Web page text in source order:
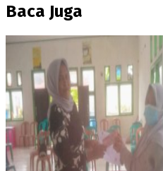
Baca Juga